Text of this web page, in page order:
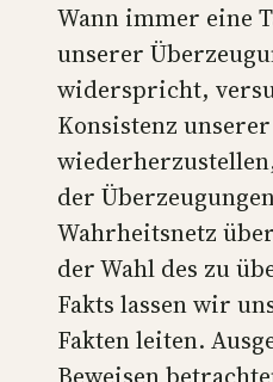
Wann immer eine
unserer
widerspricht,
Konsistenz
der
Wahrheitsnetz
der Wahl des zu
Fakts lassen wir
Fakten leiten.